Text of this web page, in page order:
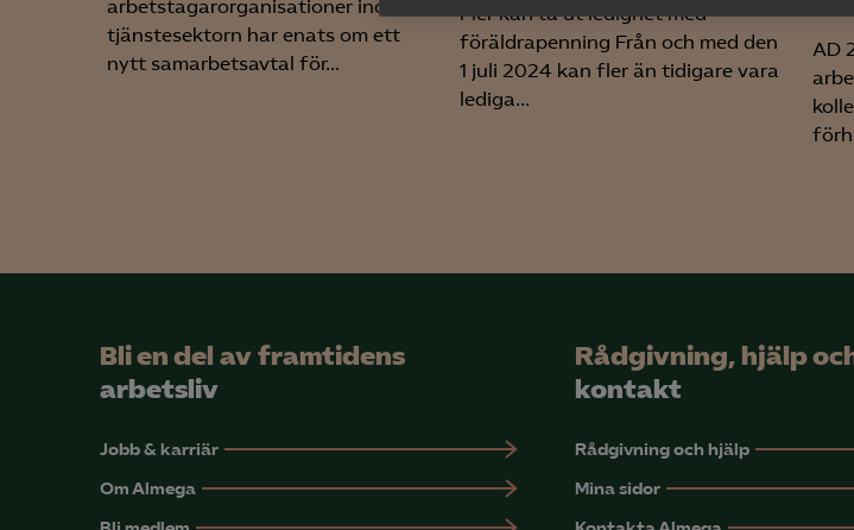

Analyseringscookies hjälper oss förbättra
information om hur den används.
Meta Pixel
YouTube
LinkedIn Insight
Leadfeeder
arbetstagarorganisationer inom
tjänstesektorn har enats om ett
nytt samarbetsavtal för...
Fler kan ta ut ledighet med
föräldrapenning Från och med den
1 juli 2024 kan fler än tidigare vara
lediga...
AD
Bli en del av framtidens
arbetsliv
Jobb & karriär
Om Almega
Rådgivning, hjälp
kontakt
Rådgivning och hjälp
Mina sidor